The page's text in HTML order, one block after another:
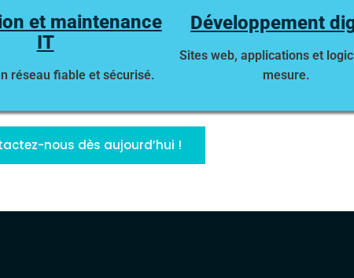
et maintenance
IT
réseau fiable et sécurisé.
Développement
Sites web, applications et
mesure.
nous dès aujourd’hui !